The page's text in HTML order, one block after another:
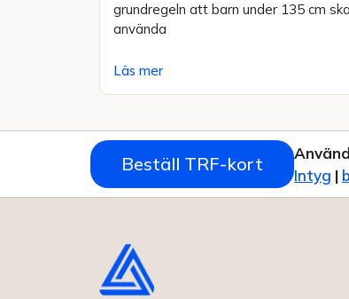
grundregeln att barn under 135 cm ska
använda
Läs mer
Beställ TRF-kort
Intyg |